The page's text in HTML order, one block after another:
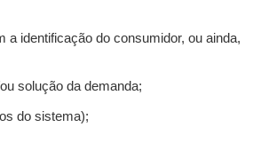
identificação do consumidor, ou ainda,
solução da demanda;
do sistema);